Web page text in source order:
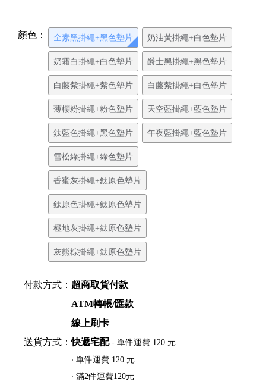
顏色： 全素黑掛繩+黑色墊片 奶油黃掛繩+白色墊片
奶霜白掛繩+白色墊片 爵士黑掛繩+黑色墊片
白藤紫掛繩+紫色墊片 白藤紫掛繩+白色墊片
薄櫻粉掛繩+粉色墊片 天空藍掛繩+藍色墊片
鈦藍色掛繩+黑色墊片 午夜藍掛繩+藍色墊片
雪松綠掛繩+綠色墊片
香蜜灰掛繩+鈦原色墊片
鈦原色掛繩+鈦原色墊片
極地灰掛繩+鈦原色墊片
灰熊棕掛繩+鈦原色墊片
付款方式： 超商取貨付款
ATM轉帳/匯款
線上刷卡
送貨方式：快遞宅配- 單件運費 120 元
‧ 單件運費 120 元
‧ 滿2件運費120元